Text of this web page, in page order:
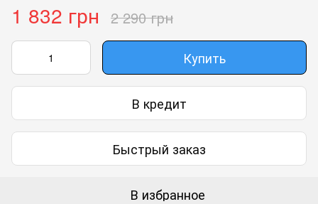
1 832 грн 2 290 грн
Купить
В кредит
Быстрый заказ
В избранное